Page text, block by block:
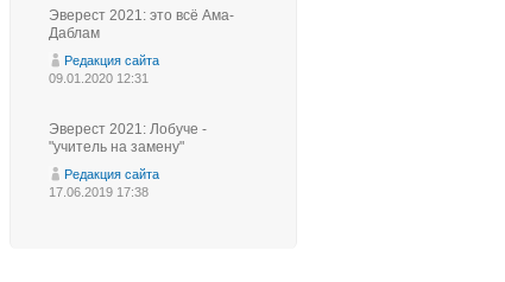
Эверест 2021: это всё Ама-
Даблам
Редакция сайта
09.01.2020 12:31
Эверест 2021: Лобуче -
"учитель на замену"
Редакция сайта
17.06.2019 17:38